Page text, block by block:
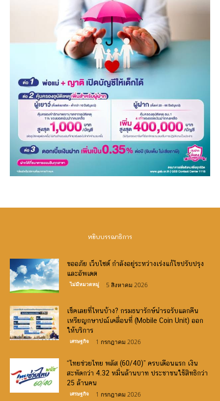
หยิบบรรณาธิการ
ขออภัย เว็บไซต์ กำลังอยู่ระหว่างเร่งแก้ไขปรับปรุง
และอัพเดต
ไม่มีหมวดหมู่ 5 สิงหาคม 2026
เช็คเลยที่ไหนบ้าง? กรมธนารักษ์นำรถรับแลกคืน
เหรียญกษาปณ์เคลื่อนที่ (Mobile Coin Unit) ออก
ให้บริการ
เศรษฐกิจ 1 กรกฎาคม 2026
“ไทยช่วยไทย พลัส (60/40)” ครบเดือนแรก เงิน
สะพัดกว่า 4.32 หมื่นล้านบาท ประชาชนใช้สิทธิกว่า
25 ล้านคน
เศรษฐกิจ 1 กรกฎาคม 2026